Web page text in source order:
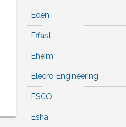
Eden
Effast
Eheim
Elecro Engineering
ESCO
Esha